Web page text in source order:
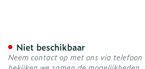
Niet beschikbaar
Neem contact op met ons via